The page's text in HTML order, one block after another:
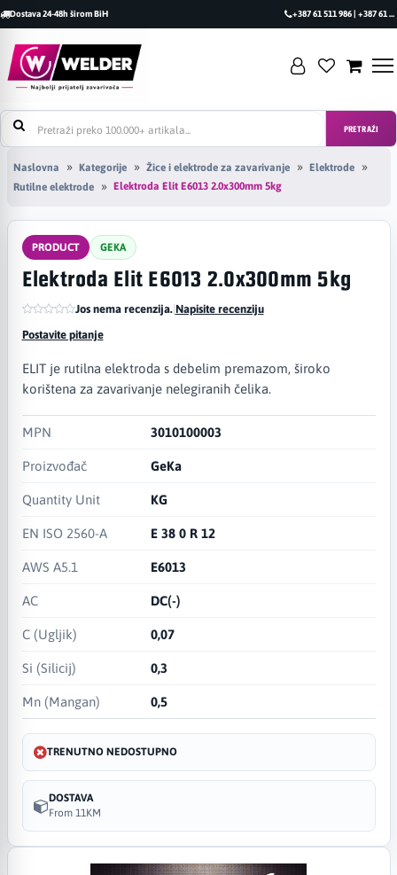
Dostava 24-48h širom BiH +387 61 511 986 | +387 61 493 470
PRETRAŽI
Naslovna Kategorije Žice i elektrode za zavarivanje
Elektrode
Rutilne elektrode
Elektroda Elit E6013 2.0x300mm 5kg
PRODUCT GEKA
Elektroda Elit E6013 2.0x300mm 5kg
Jos nema recenzija.|Napisite recenziju
Postavite pitanje
ELIT je rutilna elektroda s debelim premazom, široko
korištena za zavarivanje nelegiranih čelika.​
MPN 3010100003
Proizvođač GeKa
Quantity Unit KG
EN ISO 2560-A E 38 0 R 12​
AWS A5.1 E6013
AC​ DC(-)​
C (Ugljik) 0,07​
Si (Silicij) 0,3​
Mn (Mangan) 0,5​
TRENUTNO NEDOSTUPNO
DOSTAVA
From 11KM